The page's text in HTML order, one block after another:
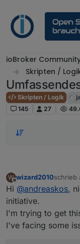
ioBroker
Skripten /
Skripten / Logik
145
27
W
Offline
wizard2010schrieb
zuletzt
Hi @andreaskos,
initiative.
I'm trying to get
I've facing some